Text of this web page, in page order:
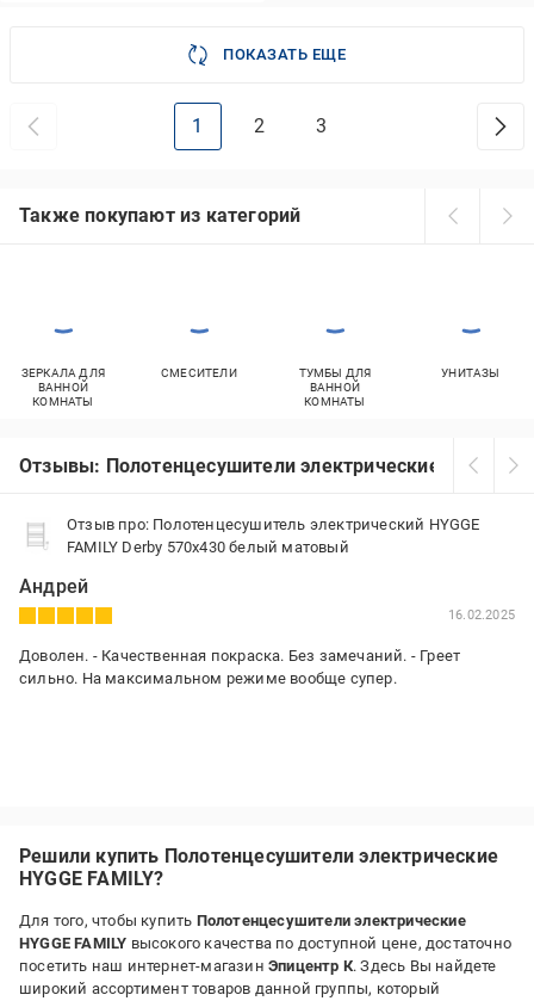
ПОКАЗАТЬ ЕЩЕ
1 2 3
Также покупают из категорий
ЗЕРКАЛА ДЛЯ
ВАННОЙ
КОМНАТЫ
СМЕСИТЕЛИ
ТУМБЫ ДЛЯ
ВАННОЙ
КОМНАТЫ
УНИТАЗЫ
Отзывы: Полотенцесушители электрические HYGGE
Отзыв про: Полотенцесушитель электрический HYGGE
FAMILY Derby 570х430 белый матовый
Андрей
16.02.2025
Доволен. - Качественная покраска. Без замечаний. - Греет
сильно. На максимальном режиме вообще супер.
Решили купить Полотенцесушители электрические
HYGGE FAMILY?
Для того, чтобы купить Полотенцесушители электрические
HYGGE FAMILY высокого качества по доступной цене, достаточно
посетить наш интернет-магазин Эпицентр К. Здесь Вы найдете
широкий ассортимент товаров данной группы, который